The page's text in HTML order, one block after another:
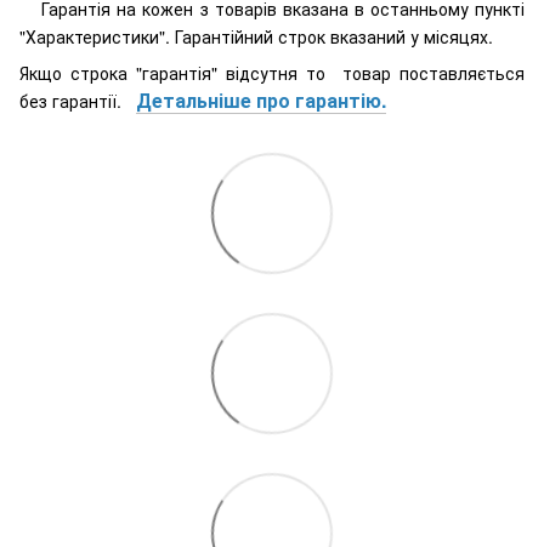
Гарантія на кожен з товарів вказана в останньому пункті
"Характеристики". Гарантійний строк вказаний у місяцях.
Якщо строка "гарантія" відсутня то товар поставляється
без гарантії. Детальніше про гарантію.